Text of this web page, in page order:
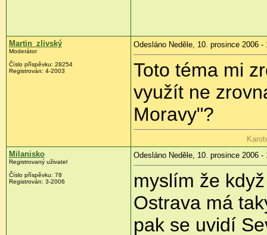
Martin_zlivský
Moderátor
Číslo příspěvku: 28254
Registrován: 4-2003
Odesláno Neděle, 10. prosince 2006 -
Toto téma mi
využít ne
Moravy"?
Milanisko
Registrovaný uživatel
Číslo příspěvku: 78
Registrován: 3-2006
Odesláno Neděle, 10. prosince 2006 -
myslím že
Ostrava má
pak se uvidí